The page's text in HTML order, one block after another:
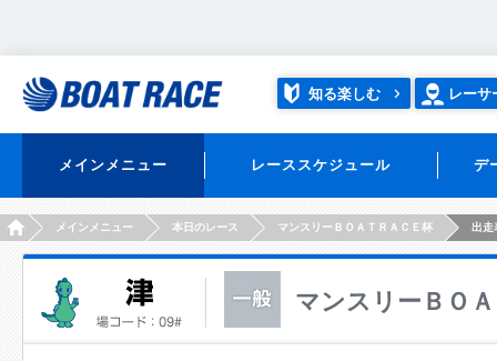
知る楽しむ レーサ
メインメニュー レーススケジュール デ
HOMEメインメニュー 本日のレース マンスリーＢＯＡＴＲＡＣＥ杯 出走
マンスリーＢＯ